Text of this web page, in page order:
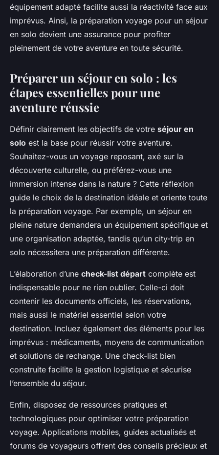
équipement adapté facilite aussi la réactivité face aux
imprévus. Ainsi, la préparation voyage pour un séjour
en solo devient une assurance pour profiter
pleinement de votre aventure en toute sécurité.
Préparer un séjour en solo : les
étapes essentielles pour une
aventure réussie
Définir clairement les objectifs de votre séjour en
solo est la base pour réussir votre aventure.
Souhaitez-vous un voyage reposant, axé sur la
découverte culturelle, ou préférez-vous une
immersion intense dans la nature ? Cette réflexion
guide le choix de la destination idéale et oriente toute
la préparation voyage. Par exemple, un séjour en
pleine nature demandera un équipement spécifique et
une organisation adaptée, tandis qu’un city-trip en
solo nécessitera une préparation différente.
L’élaboration d’une check-list départ complète est
indispensable pour ne rien oublier. Celle-ci doit
contenir les documents officiels, les réservations,
mais aussi le matériel essentiel selon votre
destination. Incluez également des éléments pour les
imprévus : médicaments, moyens de communication
et solutions de rechange. Une check-list bien
construite facilite la gestion logistique et sécurise
l’ensemble du séjour.
Enfin, disposez de ressources pratiques et
technologiques pour optimiser votre préparation
voyage. Applications mobiles, guides actualisés et
forums de voyageurs offrent des conseils précieux et